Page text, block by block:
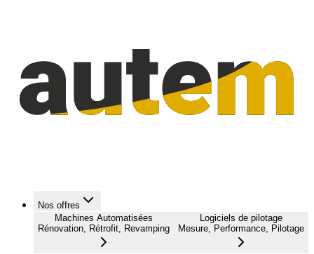
Nos offres
Machines Automatisées
Rénovation, Rétrofit, Revamping
Logiciels de pilotage
Mesure, Performance, Pilotage